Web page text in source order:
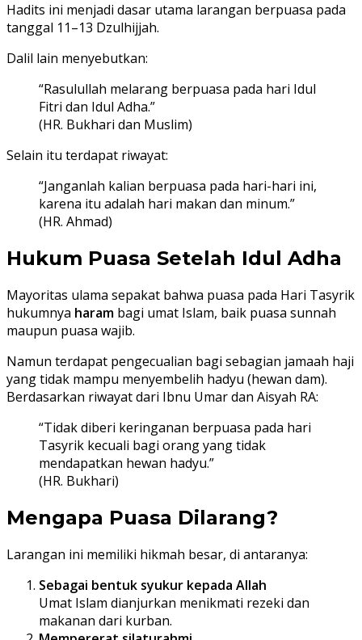
Hadits ini menjadi dasar utama larangan berpuasa pada
tanggal 11–13 Dzulhijjah.
Dalil lain menyebutkan:
“Rasulullah melarang berpuasa pada hari Idul
Fitri dan Idul Adha.”
(HR. Bukhari dan Muslim)
Selain itu terdapat riwayat:
“Janganlah kalian berpuasa pada hari-hari ini,
karena itu adalah hari makan dan minum.”
(HR. Ahmad)
Hukum Puasa Setelah Idul Adha
Mayoritas ulama sepakat bahwa puasa pada Hari Tasyrik
hukumnya haram bagi umat Islam, baik puasa sunnah
maupun puasa wajib.
Namun terdapat pengecualian bagi sebagian jamaah haji
yang tidak mampu menyembelih hadyu (hewan dam).
Berdasarkan riwayat dari Ibnu Umar dan Aisyah RA:
“Tidak diberi keringanan berpuasa pada hari
Tasyrik kecuali bagi orang yang tidak
mendapatkan hewan hadyu.”
(HR. Bukhari)
Mengapa Puasa Dilarang?
Larangan ini memiliki hikmah besar, di antaranya:
Sebagai bentuk syukur kepada Allah
Umat Islam dianjurkan menikmati rezeki dan
makanan dari kurban.